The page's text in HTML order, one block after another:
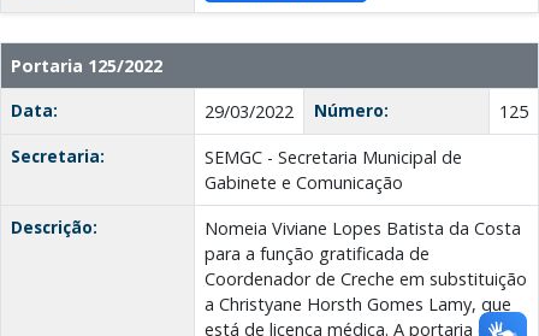
Portaria 125/2022
Data:
29/03/2022 Número:
125
Secretaria:
SEMGC - Secretaria Municipal de
Gabinete e Comunicação
Descrição:
Nomeia Viviane Lopes Batista da Costa
para a função gratificada de
Coordenador de Creche em substituição
a Christyane Horsth Gomes Lamy, que
está de licença médica. A portaria entra